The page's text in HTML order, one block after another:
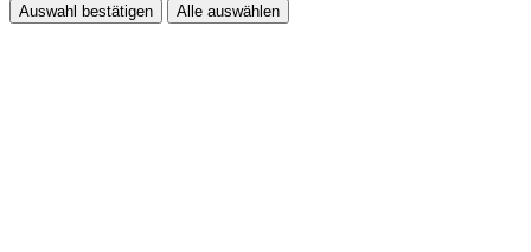
Auswahl bestätigen Alle auswählen